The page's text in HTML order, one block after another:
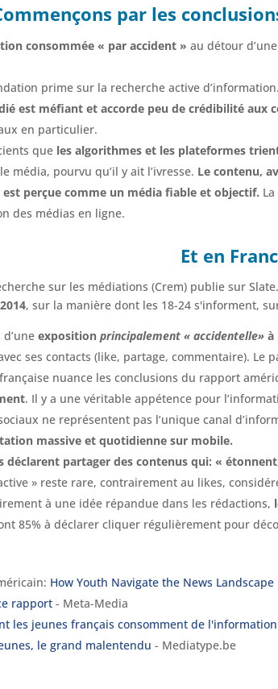
par les
consommée « par accident » au détour d’une
prime sur la recherche active d’information.
est méfiant et accorde peu de crédibilité aux
en particulier.
que les algorithmes et les plateformes
média, pourvu qu’il y ait l’ivresse. Le contenu,
est perçue comme un média fiable et objectif.
des médias en ligne.
Et en
sur les médiations (Crem) publie sur
, sur la manière dont les 18-24 s'informent,
exposition principalement « accidentelle» à
ses contacts (like, partage, commentaire). Le
nuance les conclusions du rapport
. Il y a une véritable appétence pour
ne représentent pas l’unique canal
massive et quotidienne sur mobile.
déclarent partager des contenus qui: «
» reste rare, contrairement au likes,
à une idée répandue dans les rédactions,
85% à déclarer cliquer régulièrement pour
How Youth Navigate the News Landscape
rapport - Meta-Media
les jeunes français consomment de
le grand malentendu - Mediatype.be